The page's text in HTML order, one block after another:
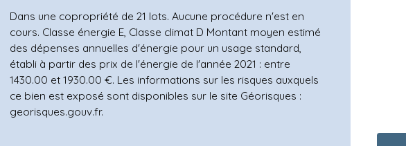
Dans une copropriété de 21 lots. Aucune procédure n'est en
cours. Classe énergie E, Classe climat D Montant moyen estimé
des dépenses annuelles d'énergie pour un usage standard,
établi à partir des prix de l'énergie de l'année 2021 : entre
1430.00 et 1930.00 €. Les informations sur les risques auxquels
ce bien est exposé sont disponibles sur le site Géorisques :
georisques.gouv.fr.